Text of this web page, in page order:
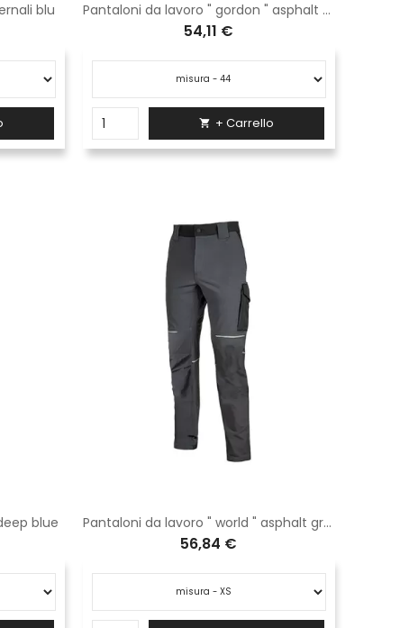
blu Pantaloni da lavoro " gordon " asphalt grey
54,11 €
 + Carrello
blue Pantaloni da lavoro " world " asphalt grey
56,84 €